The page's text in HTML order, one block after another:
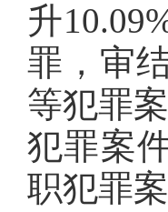
升
罪，审
等犯罪
犯罪案
职犯罪